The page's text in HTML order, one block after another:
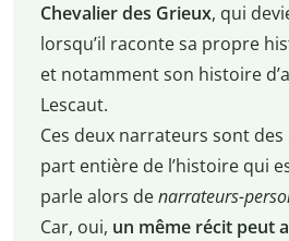
Chevalier des Grieux, qui
lorsqu’il raconte sa propre
et notamment son histoire
Lescaut.
Ces deux narrateurs sont
part entière de l’histoire qui
parle alors denarrateurs-
Car, oui, un même récit peut